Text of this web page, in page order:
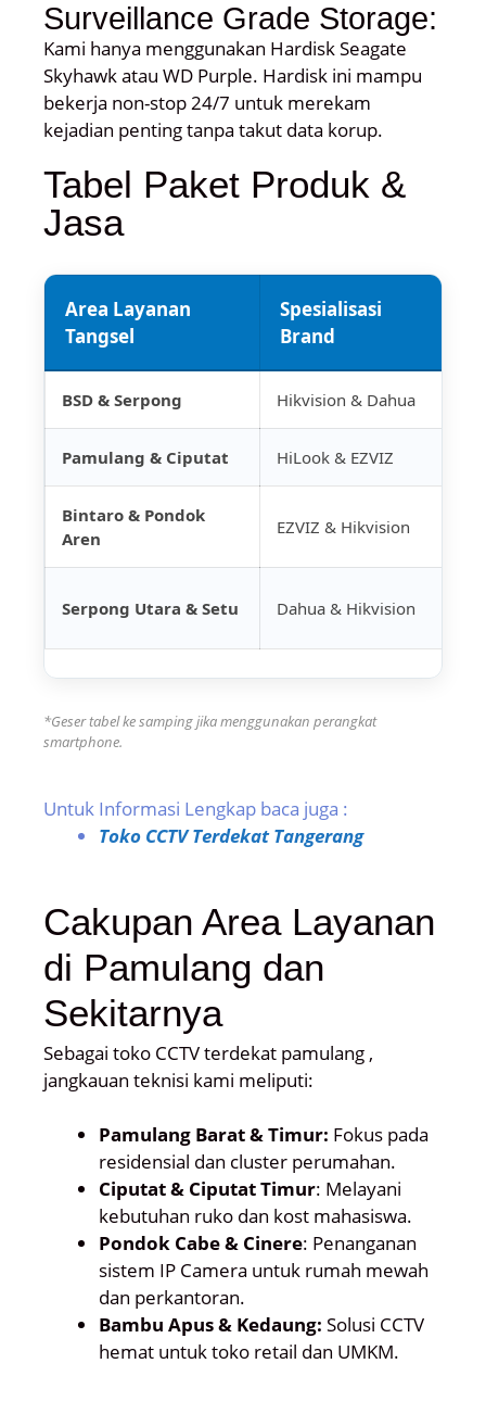
Surveillance Grade Storage:
Kami hanya menggunakan Hardisk Seagate
Skyhawk atau WD Purple. Hardisk ini mampu
bekerja non-stop 24/7 untuk merekam
kejadian penting tanpa takut data korup.
Tabel Paket Produk &
Jasa
Area Layanan
Tangsel
Spesialisasi
Brand
BSD & Serpong Hikvision & Dahua
Pamulang & Ciputat HiLook & EZVIZ
Bintaro & Pondok
Aren
EZVIZ & Hikvision
Serpong Utara & Setu Dahua & Hikvision
*Geser tabel ke samping jika menggunakan perangkat
smartphone.
Untuk Informasi Lengkap baca juga :
Toko CCTV Terdekat Tangerang
Cakupan Area Layanan
di Pamulang dan
Sekitarnya
Sebagai toko CCTV terdekat pamulang ,
jangkauan teknisi kami meliputi:
Pamulang Barat & Timur: Fokus pada
residensial dan cluster perumahan.
Ciputat & Ciputat Timur: Melayani
kebutuhan ruko dan kost mahasiswa.
Pondok Cabe & Cinere: Penanganan
sistem IP Camera untuk rumah mewah
dan perkantoran.
Bambu Apus & Kedaung: Solusi CCTV
hemat untuk toko retail dan UMKM.